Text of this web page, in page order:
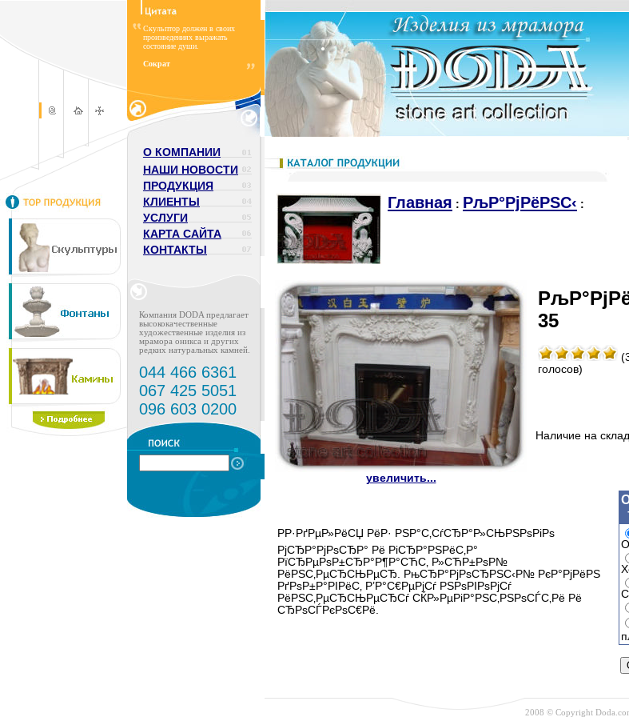
Скульптор должен в своих
произведениях выражать
состояние души.
Сократ
О КОМПАНИИ
НАШИ НОВОСТИ
ПРОДУКЦИЯ
КЛИЕНТЫ
УСЛУГИ
КАРТА САЙТА
КОНТАКТЫ
Компания DODA предлагает
высококачественные
художественные изделия из
мрамора оникса и других
редких натуральных камней.
044 466 6361
067 425 5051
096 603 0200
Главная : РљР°РјРёРЅС‹ :
увеличить...
35
голосов)
Наличие на
РР·РґРµР»РёСЏ РёР· РЅР°С‚СѓСЂР°Р»СЊРЅРѕРіРѕ
РјСЂР°РјРѕСЂР° Рё РіСЂР°РЅРёС‚Р°
РїСЂРµРѕР±СЂР°Р¶Р°СЋС‚ Р»СЋР±РѕР№
РёРЅС‚РµСЂСЊРµСЂ. РњСЂР°РјРѕСЂРЅС‹Р№ РєР°РјРёРЅ
РґРѕР±Р°РІРёС‚ Р’Р°С€РµРјСѓ РЅРѕРІРѕРјСѓ
РёРЅС‚РµСЂСЊРµСЂСѓ СЌР»РµРіР°РЅС‚РЅРѕСЃС‚Рё Рё
СЂРѕСЃРєРѕС€Рё.
2008 © Copyright